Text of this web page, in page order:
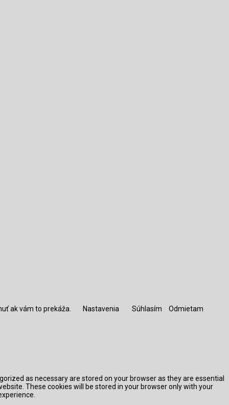
ak vám to prekáža. Nastavenia Súhlasím Odmietam
as necessary are stored on your browser as they are essential
These cookies will be stored in your browser only with your